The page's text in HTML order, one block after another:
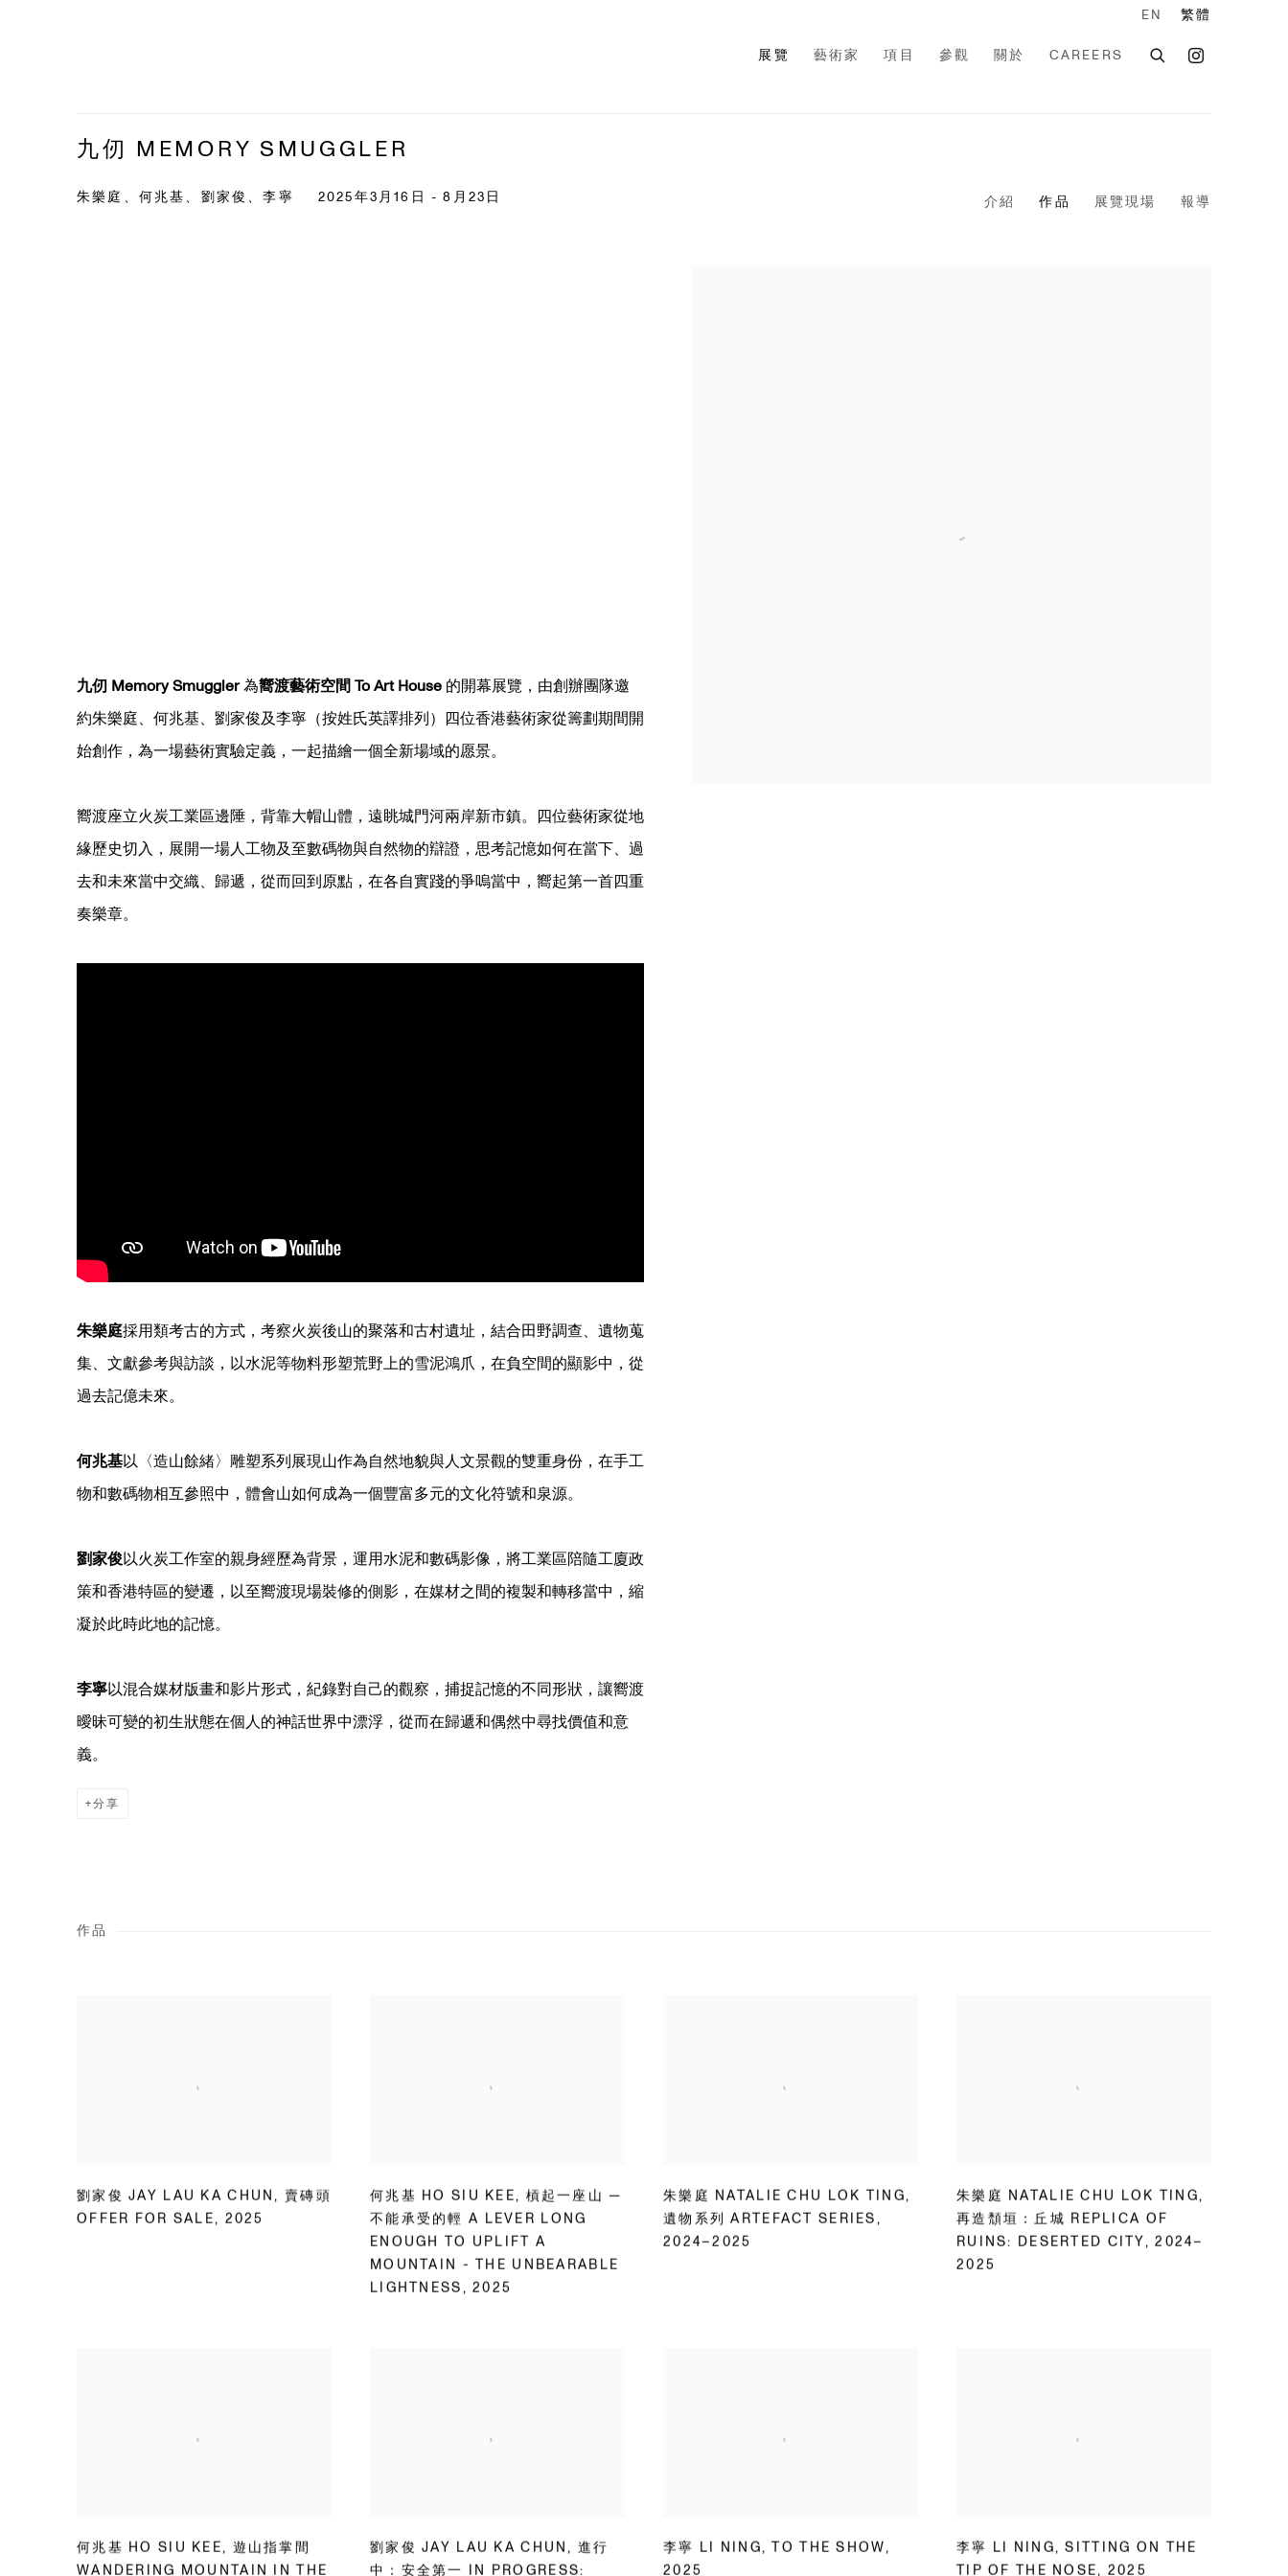
展覽 藝術家 項目 參觀 關於 CAREERS
EN 繁體
九仞 MEMORY SMUGGLER
朱樂庭、何兆基、劉家俊、李寧 2025年3月16日 - 8月23日 介紹 作品 展覽現場 報導
九仞 Memory Smuggler為嚮渡藝術空間 To Art House 的開幕展覽，由創辦團隊邀
約朱樂庭、何兆基、劉家俊及李寧（按姓氏英譯排列）四位香港藝術家從籌劃期間開
始創作，為一場藝術實驗定義，一起描繪一個全新場域的愿景。
嚮渡座立火炭工業區邊陲，背靠大帽山體，遠眺城門河兩岸新市鎮。四位藝術家從地
緣歷史切入，展開一場人工物及至數碼物與自然物的辯證，思考記憶如何在當下、過
去和未來當中交織、歸遞，從而回到原點，在各自實踐的爭嗚當中，嚮起第一首四重
奏樂章。
朱樂庭採用類考古的方式，考察火炭後山的聚落和古村遺址，結合田野調查、遺物蒐
集、文獻參考與訪談，以水泥等物料形塑荒野上的雪泥鴻爪，在負空間的顯影中，從
過去記億未來。
何兆基以〈造山餘緒〉雕塑系列展現山作為自然地貌與人文景觀的雙重身份，在手工
物和數碼物相互參照中，體會山如何成為一個豐富多元的文化符號和泉源。
劉家俊以火炭工作室的親身經歷為背景，運用水泥和數碼影像，將工業區陪隨工廈政
策和香港特區的變遷，以至嚮渡現場裝修的側影，在媒材之間的複製和轉移當中，縮
凝於此時此地的記憶。
李寧以混合媒材版畫和影片形式，紀錄對自己的觀察，捕捉記憶的不同形狀，讓嚮渡
曖昧可變的初生狀態在個人的神話世界中漂浮，從而在歸遞和偶然中尋找價值和意
義。
分享
作品
劉家俊 JAY LAU KA CHUN , 賣磚頭
OFFER FOR SALE , 2025
何兆基 HO SIU KEE , 槓起一座山 —
不能承受的輕 A LEVER LONG
ENOUGH TO UPLIFT A
MOUNTAIN - THE UNBEARABLE
LIGHTNESS ,2025
朱樂庭 NATALIE CHU LOK TING ,
遺物系列 ARTEFACT SERIES ,
2024–2025
朱樂庭 NATALIE CHU LOK TING ,
再造頹垣：丘城 REPLICA OF
RUINS: DESERTED CITY ,2024–
2025
何兆基 HO SIU KEE , 遊山指掌間
WANDERING MOUNTAIN IN THE
劉家俊 JAY LAU KA CHUN ,進行
中：安全第一 IN PROGRESS:
李寧 LI NING , TO THE SHOW ,
2025
李寧 LI NING ,SITTING ON THE
TIP OF THE NOSE , 2025